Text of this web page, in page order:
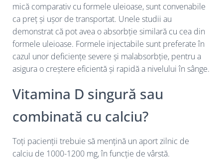
mică comparativ cu formele uleioase, sunt convenabile
ca preț și ușor de transportat. Unele studii au
demonstrat că pot avea o absorbție similară cu cea din
formele uleioase. Formele injectabile sunt preferate în
cazul unor deficiențe severe și malabsorbție, pentru a
asigura o creștere eficientă și rapidă a nivelului în sânge.
Vitamina D singură sau
combinată cu calciu?
Toți pacienții trebuie să mențină un aport zilnic de
calciu de 1000-1200 mg, în funcție de vârstă.